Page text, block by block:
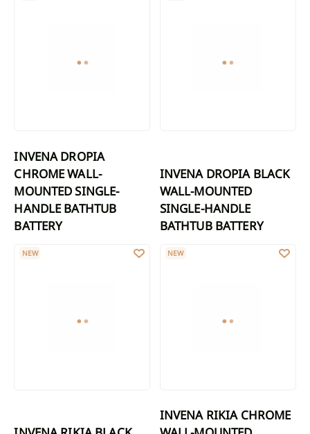
INVENA DROPIA
CHROME WALL-
MOUNTED SINGLE-
HANDLE BATHTUB
BATTERY
INVENA DROPIA BLACK
WALL-MOUNTED
SINGLE-HANDLE
BATHTUB BATTERY
INVENA RIKIA BLACK WALL-MOUNTED SINGLE-HANDLE
NEW INVENA RIKIA CHROME WALL-
NEW
INVENA RIKIA CHROME